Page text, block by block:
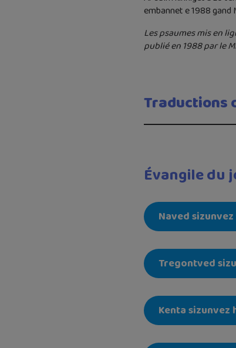
embannet e 1988 gand
Les psaumes mis en
publié en 1988 par le
Traductions
Évangile du
Naved
Tregontved
Kenta